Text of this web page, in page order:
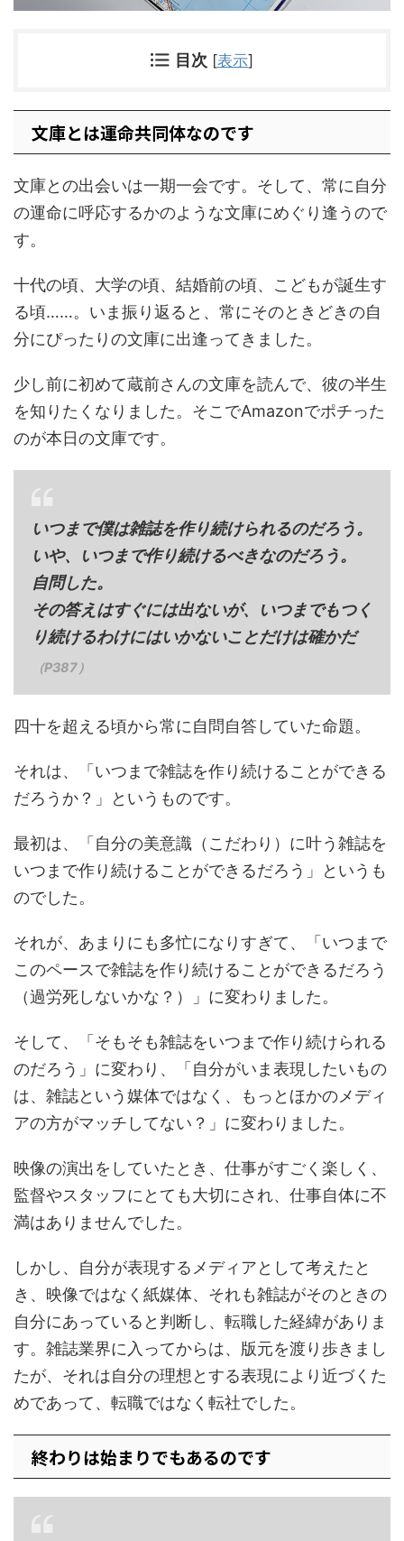
目次 [表示]
文庫とは運命共同体なのです
文庫との出会いは一期一会です。そして、常に自分
の運命に呼応するかのような文庫にめぐり逢うので
す。
十代の頃、大学の頃、結婚前の頃、こどもが誕生す
る頃……。いま振り返ると、常にそのときどきの自
分にぴったりの文庫に出逢ってきました。
少し前に初めて蔵前さんの文庫を読んで、彼の半生
を知りたくなりました。そこでAmazonでポチった
のが本日の文庫です。
いつまで僕は雑誌を作り続けられるのだろう。
いや、いつまで作り続けるべきなのだろう。
自問した。
その答えはすぐには出ないが、いつまでもつく
り続けるわけにはいかないことだけは確かだ
（P387）
四十を超える頃から常に自問自答していた命題。
それは、「いつまで雑誌を作り続けることができる
だろうか？」というものです。
最初は、「自分の美意識（こだわり）に叶う雑誌を
いつまで作り続けることができるだろう」というも
のでした。
それが、あまりにも多忙になりすぎて、「いつまで
このペースで雑誌を作り続けることができるだろう
（過労死しないかな？）」に変わりました。
そして、「そもそも雑誌をいつまで作り続けられる
のだろう」に変わり、「自分がいま表現したいもの
は、雑誌という媒体ではなく、もっとほかのメディ
アの方がマッチしてない？」に変わりました。
映像の演出をしていたとき、仕事がすごく楽しく、
監督やスタッフにとても大切にされ、仕事自体に不
満はありませんでした。
しかし、自分が表現するメディアとして考えたと
き、映像ではなく紙媒体、それも雑誌がそのときの
自分にあっていると判断し、転職した経緯がありま
す。雑誌業界に入ってからは、版元を渡り歩きまし
たが、それは自分の理想とする表現により近づくた
めであって、転職ではなく転社でした。
終わりは始まりでもあるのです